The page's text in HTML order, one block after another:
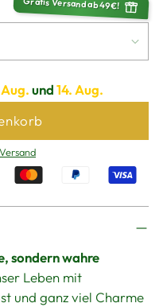
Gratis Versand ab 49€!
Aug.und14. Aug.
Versand
sondern wahre
Leben mit
und ganz viel Charme